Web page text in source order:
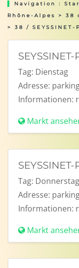
Navigation :
Rhône-Alpes
> 38
> 38 / SEYSSINET-
SEYSSINET-
Tag: Dienstag
Adresse:
Informationen:
Markt
SEYSSINET-
Tag: Donnerstag
Adresse:
Informationen:
Markt